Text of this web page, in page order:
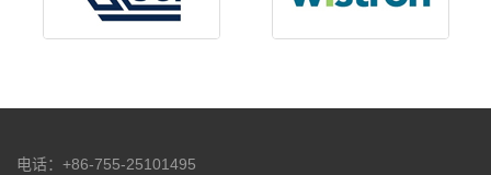
电话：+86-755-25101495